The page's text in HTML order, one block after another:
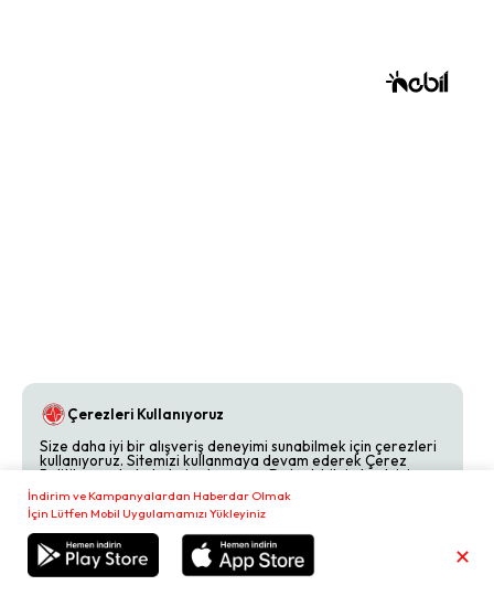
İndirim ve Kampanyalardan Haberdar Olmak
İçin Lütfen Mobil Uygulamamızı Yükleyiniz
✕
Sepetim 0,00
Çerezleri Kullanıyoruz
Size daha iyi bir alışveriş deneyimi sunabilmek için çerezleri
kullanıyoruz. Sitemizi kullanmaya devam ederek Çerez
Politikamızı kabul etmiş olursunuz. Detaylı bilgi almak için
Çerez Politikamızı
inceleyebilirsiniz.
Reddet